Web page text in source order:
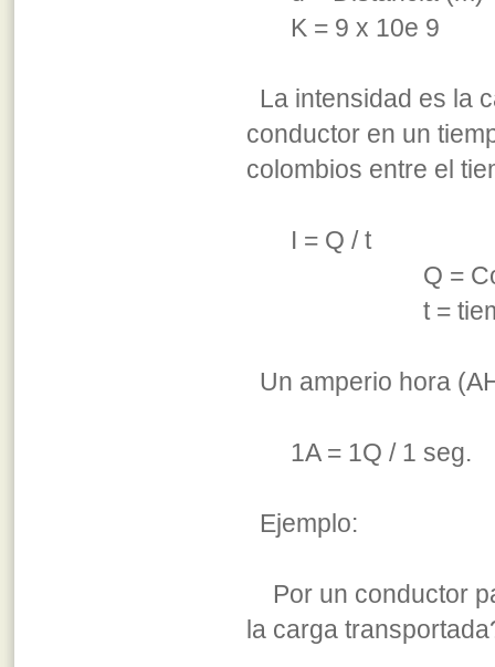
K = 9 x 10e 9
La intensidad es la
conductor en un
colombios entre el
I = Q / t I =
Q =
t =
Un amperio hora
1A = 1Q / 1 seg.
Ejemplo:
Por un conductor
la carga